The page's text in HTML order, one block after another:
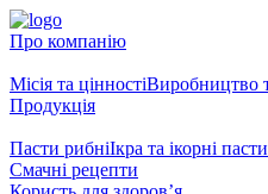
Про компанію
Місія та цінностіВиробництво
Продукція
Пасти рибніІкра та ікорні пасти
Смачні рецепти